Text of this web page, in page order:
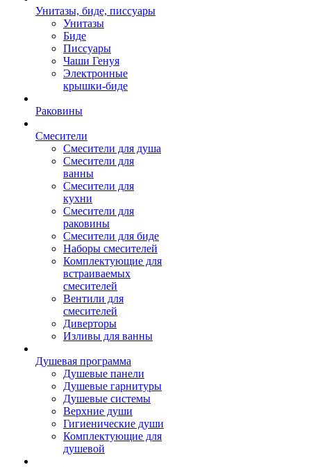
Унитазы, биде, писсуары
Унитазы
Биде
Писсуары
Чаши Генуя
Электронные
крышки-биде
Раковины
Смесители
Смесители для душа
Смесители для
ванны
Смесители для
кухни
Смесители для
раковины
Смесители для биде
Наборы смесителей
Комплектующие для
встраиваемых
смесителей
Вентили для
смесителей
Диверторы
Изливы для ванны
Душевая программа
Душевые панели
Душевые гарнитуры
Душевые системы
Верхние души
Гигиенические души
Комплектующие для
душевой